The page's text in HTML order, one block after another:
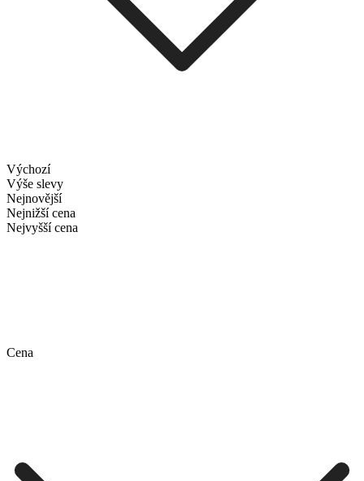
Výchozí
Výše slevy
Nejnovější
Nejnižší cena
Nejvyšší cena
Cena